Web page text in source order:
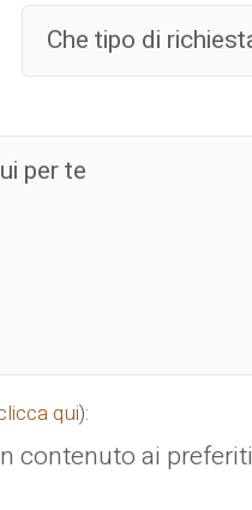
qui):
contenuto ai preferiti